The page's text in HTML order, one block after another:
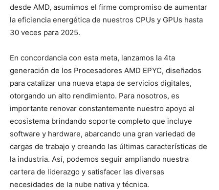
desde AMD, asumimos el firme compromiso de aumentar
la eficiencia energética de nuestros CPUs y GPUs hasta
30 veces para 2025.
En concordancia con esta meta, lanzamos la 4ta
generación de los Procesadores AMD EPYC, diseñados
para catalizar una nueva etapa de servicios digitales,
otorgando un alto rendimiento. Para nosotros, es
importante renovar constantemente nuestro apoyo al
ecosistema brindando soporte completo que incluye
software y hardware, abarcando una gran variedad de
cargas de trabajo y creando las últimas características de
la industria. Así, podemos seguir ampliando nuestra
cartera de liderazgo y satisfacer las diversas
necesidades de la nube nativa y técnica.